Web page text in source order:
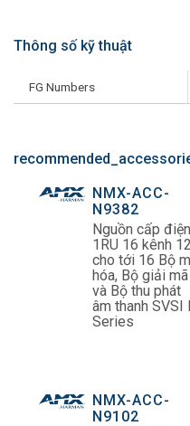
Thông số kỹ thuật
FG Numbers
NMX-ACC-
N9382
Nguồn cấp điện
1RU 16 kênh
cho tới 16 Bộ
hóa, Bộ giải mã
và Bộ thu phát
âm thanh SVSI
Series
NMX-ACC-
N9102